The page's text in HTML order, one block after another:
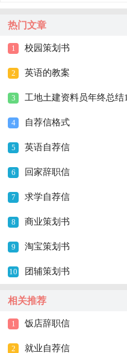
热门文章
1 校园策划书
2 英语的教案
3 工地土建资料员年终总结
4 自荐信格式
5 英语自荐信
6 回家辞职信
7 求学自荐信
8 商业策划书
9 淘宝策划书
10 团辅策划书
相关推荐
1 饭店辞职信
2 就业自荐信